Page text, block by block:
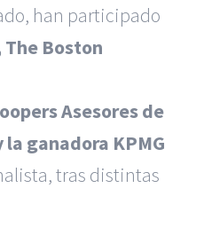
han participado
The Boston
Asesores de
ganadora KPMG
tras distintas